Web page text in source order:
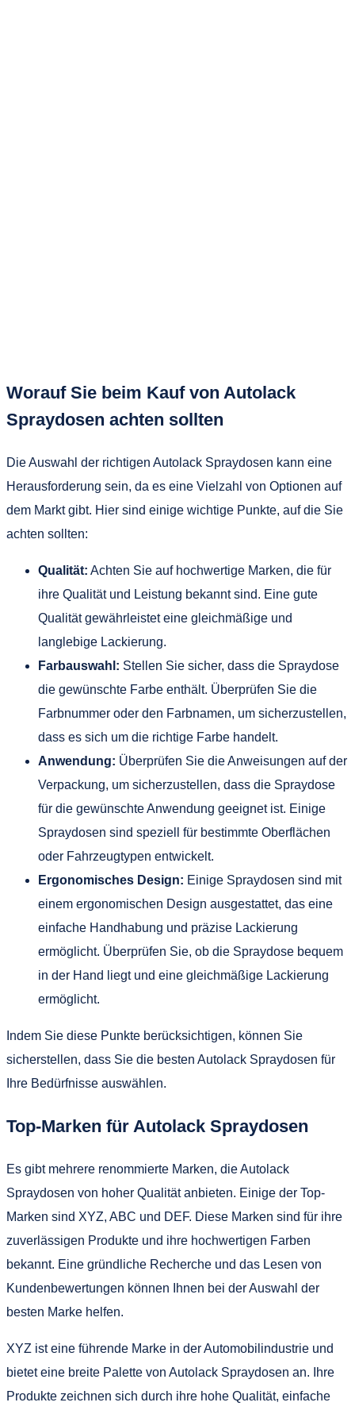
Worauf Sie beim Kauf von Autolack
Spraydosen achten sollten
Die Auswahl der richtigen Autolack Spraydosen kann eine
Herausforderung sein, da es eine Vielzahl von Optionen auf
dem Markt gibt. Hier sind einige wichtige Punkte, auf die Sie
achten sollten:
Qualität: Achten Sie auf hochwertige Marken, die für
ihre Qualität und Leistung bekannt sind. Eine gute
Qualität gewährleistet eine gleichmäßige und
langlebige Lackierung.
Farbauswahl: Stellen Sie sicher, dass die Spraydose
die gewünschte Farbe enthält. Überprüfen Sie die
Farbnummer oder den Farbnamen, um sicherzustellen,
dass es sich um die richtige Farbe handelt.
Anwendung: Überprüfen Sie die Anweisungen auf der
Verpackung, um sicherzustellen, dass die Spraydose
für die gewünschte Anwendung geeignet ist. Einige
Spraydosen sind speziell für bestimmte Oberflächen
oder Fahrzeugtypen entwickelt.
Ergonomisches Design: Einige Spraydosen sind mit
einem ergonomischen Design ausgestattet, das eine
einfache Handhabung und präzise Lackierung
ermöglicht. Überprüfen Sie, ob die Spraydose bequem
in der Hand liegt und eine gleichmäßige Lackierung
ermöglicht.
Indem Sie diese Punkte berücksichtigen, können Sie
sicherstellen, dass Sie die besten Autolack Spraydosen für
Ihre Bedürfnisse auswählen.
Top-Marken für Autolack Spraydosen
Es gibt mehrere renommierte Marken, die Autolack
Spraydosen von hoher Qualität anbieten. Einige der Top-
Marken sind XYZ, ABC und DEF. Diese Marken sind für ihre
zuverlässigen Produkte und ihre hochwertigen Farben
bekannt. Eine gründliche Recherche und das Lesen von
Kundenbewertungen können Ihnen bei der Auswahl der
besten Marke helfen.
XYZ ist eine führende Marke in der Automobilindustrie und
bietet eine breite Palette von Autolack Spraydosen an. Ihre
Produkte zeichnen sich durch ihre hohe Qualität, einfache